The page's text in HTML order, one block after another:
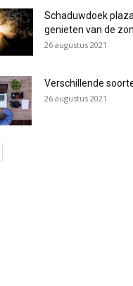
Schaduwdoek
genieten van de zon
26 augustus 2021
Verschillende
26 augustus 2021